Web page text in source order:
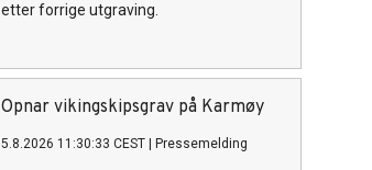
etter forrige utgraving.
Opnar vikingskipsgrav på Karmøy
5.8.2026 11:30:33 CEST Pressemelding